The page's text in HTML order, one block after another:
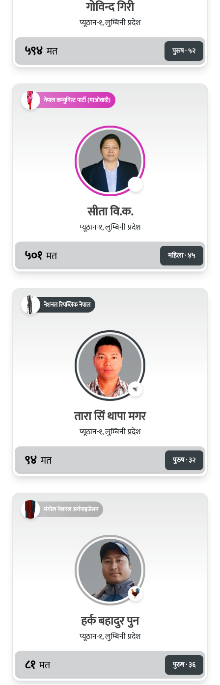
गोविन्द गिरी
प्यूठान-१, लुम्बिनी प्रदेश
५९४ मत पुरुष · ५२
नेपाल कम्युनिस्ट पार्टी (माओवादी)
सीता वि.क.
प्यूठान-१, लुम्बिनी प्रदेश
५०१ मत महिला · ४५
नेशनल रिपब्लिक नेपाल
तारा सिं थापा मगर
प्यूठान-१, लुम्बिनी प्रदेश
९४ मत पुरुष · ३२
मंगोल नेशनल अर्गनाइजेसन
हर्क बहादुर पुन
प्यूठान-१, लुम्बिनी प्रदेश
८१ मत पुरुष · ३६